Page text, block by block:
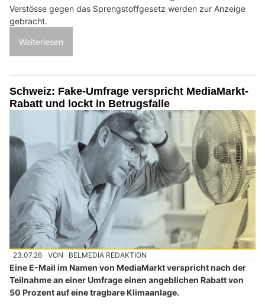
Verstösse gegen das Sprengstoffgesetz werden zur Anzeige
gebracht.
Weiterlesen
Schweiz: Fake-Umfrage verspricht MediaMarkt-
Rabatt und lockt in Betrugsfalle
23.07.26 VON BELMEDIA REDAKTION
Eine E-Mail im Namen von MediaMarkt verspricht nach der
Teilnahme an einer Umfrage einen angeblichen Rabatt von
50 Prozent auf eine tragbare Klimaanlage.